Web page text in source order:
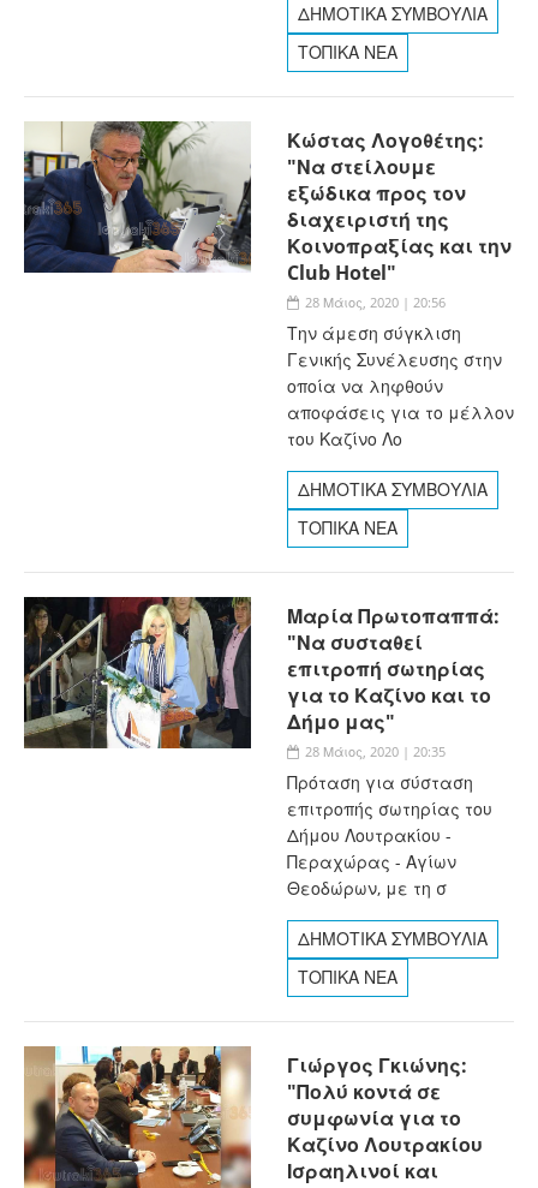
ΔΗΜΟΤΙΚΑ ΣΥΜΒΟΥΛΙΑ
ΤΟΠΙΚΑ ΝΕΑ
Κώστας Λογοθέτης:
"Να στείλουμε
εξώδικα προς τον
διαχειριστή της
Κοινοπραξίας και την
Club Hotel"
28 Μάιος, 2020 | 20:56
Την άμεση σύγκλιση
Γενικής Συνέλευσης στην
οποία να ληφθούν
αποφάσεις για το μέλλον
του Καζίνο Λο
ΔΗΜΟΤΙΚΑ ΣΥΜΒΟΥΛΙΑ
ΤΟΠΙΚΑ ΝΕΑ
Μαρία Πρωτοπαππά:
"Να συσταθεί
επιτροπή σωτηρίας
για το Καζίνο και το
Δήμο μας"
28 Μάιος, 2020 | 20:35
Πρόταση για σύσταση
επιτροπής σωτηρίας του
Δήμου Λουτρακίου -
Περαχώρας - Αγίων
Θεοδώρων, με τη σ
ΔΗΜΟΤΙΚΑ ΣΥΜΒΟΥΛΙΑ
ΤΟΠΙΚΑ ΝΕΑ
Γιώργος Γκιώνης:
"Πολύ κοντά σε
συμφωνία για το
Καζίνο Λουτρακίου
Ισραηλινοί και